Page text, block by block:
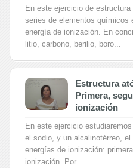
En este ejercicio de
series de elementos químicos
energía de ionización. En
litio, carbono, berilio, boro...
Estructura
Primera,
ionización
En este ejercicio
el sodio, y un alcalinotérreo,
energías de ionización:
ionización. Por...